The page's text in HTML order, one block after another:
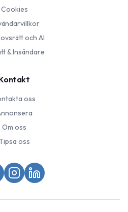
Cookies
och AI
& Insändare
oss
Om oss
oss